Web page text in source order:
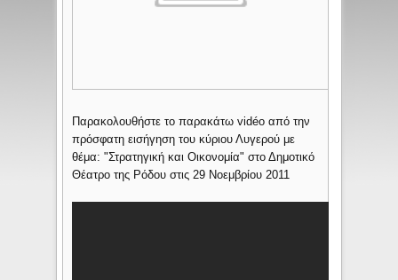
Παρακολουθήστε το παρακάτω vidéo από την
πρόσφατη εισήγηση του κύριου Λυγερού με
θέμα: "Στρατηγική και Οικονομία" στο Δημοτικό
Θέατρο της Ρόδου στις 29 Νοεμβρίου 2011